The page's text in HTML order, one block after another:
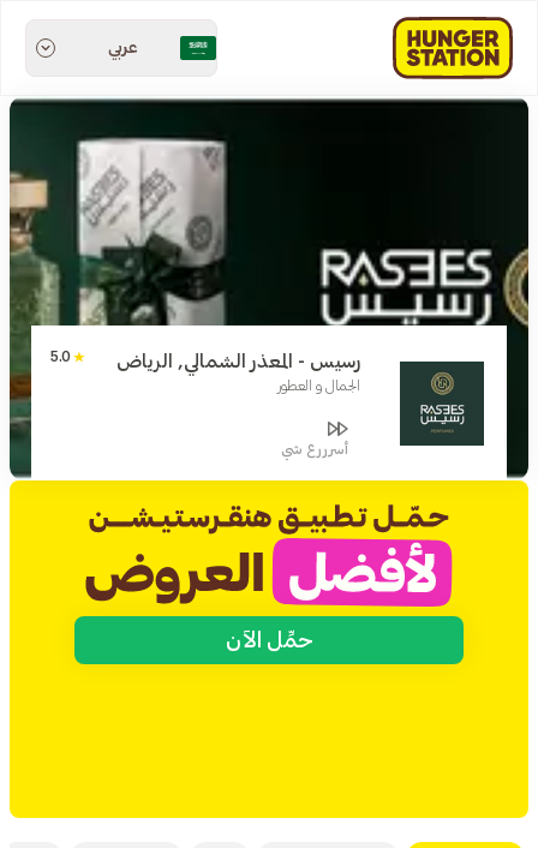
عربي
رسيس - المعذر الشمالي, الرياض
الجمال و العطور
5.0
أسرررع شي
حمِّل الآن